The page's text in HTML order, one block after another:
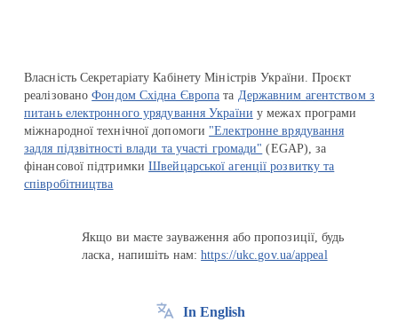
Власність Секретаріату Кабінету Міністрів України. Проєкт
реалізованоФондом Східна Європа та Державним агентством з
питань електронного урядування України у межах програми
міжнародної технічної допомоги "Електронне врядування
задля підзвітності влади та участі громади" (EGAP), за
фінансової підтримкиШвейцарської агенції розвитку та
співробітництва
Якщо ви маєте зауваження або пропозиції, будь
ласка, напишіть нам:https://ukc.gov.ua/appeal
In English